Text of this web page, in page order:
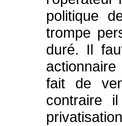
politique
trompe
duré. Il
fait de
contraire